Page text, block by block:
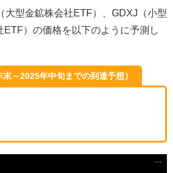
大型金鉱株会社ETF）、GDXJ（小型
）の価格を以下のように予測し
～2025年中旬までの到達予想）